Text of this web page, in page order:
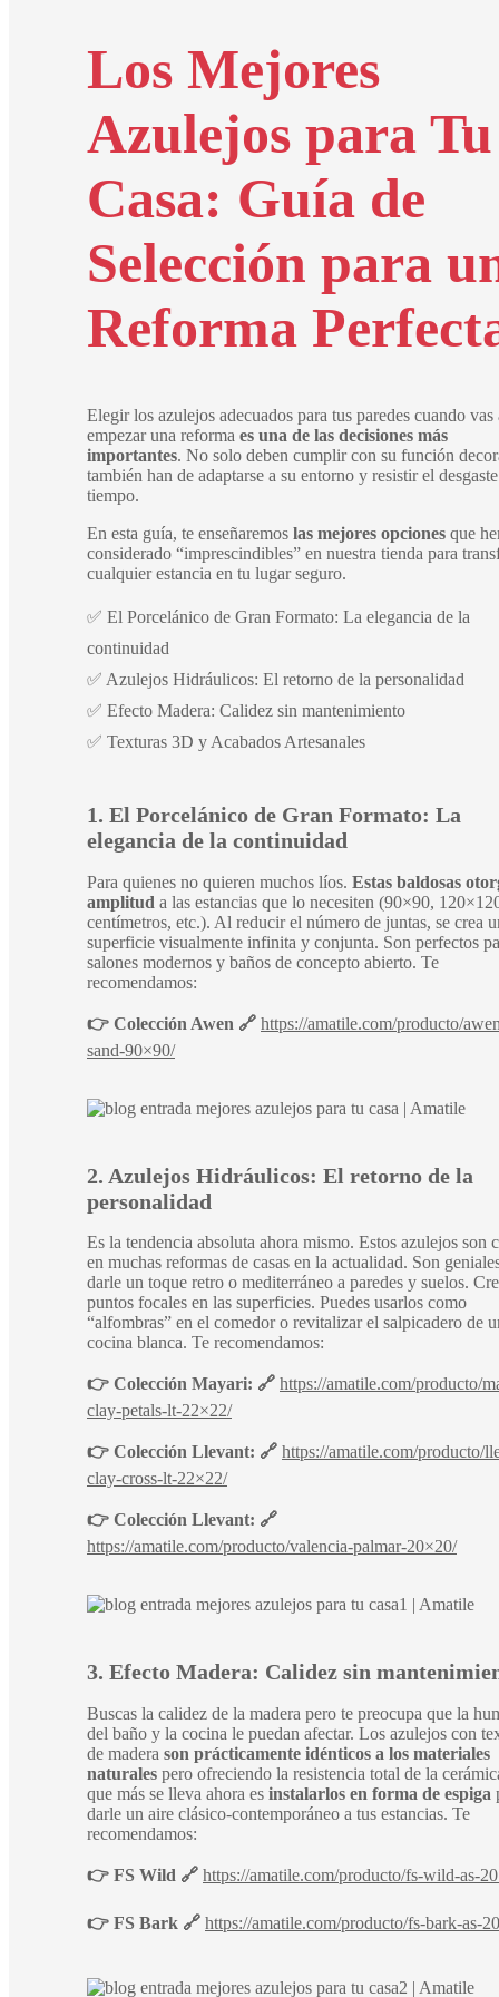
Los Mejores
Azulejos para Tu
Casa: Guía de
Selección para
Reforma
Elegir los azulejos adecuados para tus paredes cuando vas
empezar una reforma es una de las decisiones más
importantes. No solo deben cumplir con su función
también han de adaptarse a su entorno y resistir el
tiempo.
En esta guía, te enseñaremos las mejores opciones que
considerado “imprescindibles” en nuestra tienda para
cualquier estancia en tu lugar seguro.
✅ El Porcelánico de Gran Formato: La elegancia de la
continuidad
✅ Azulejos Hidráulicos: El retorno de la personalidad
✅ Efecto Madera: Calidez sin mantenimiento
✅ Texturas 3D y Acabados Artesanales
1. El Porcelánico de Gran Formato: La
elegancia de la continuidad
Para quienes no quieren muchos líos. Estas baldosas
amplitud a las estancias que lo necesiten (90×90,
centímetros, etc.). Al reducir el número de juntas, se crea
superficie visualmente infinita y conjunta. Son perfectos
salones modernos y baños de concepto abierto. Te
recomendamos:
👉 Colección Awen 🔗 https://amatile.com/producto/
sand-90×90/
2. Azulejos Hidráulicos: El retorno de la
personalidad
Es la tendencia absoluta ahora mismo. Estos azulejos son
en muchas reformas de casas en la actualidad. Son
darle un toque retro o mediterráneo a paredes y suelos.
puntos focales en las superficies. Puedes usarlos como
“alfombras” en el comedor o revitalizar el salpicadero de
cocina blanca. Te recomendamos:
👉 Colección Mayari: 🔗 https://amatile.com/producto/
clay-petals-lt-22×22/
👉 Colección Llevant: 🔗 https://amatile.com/producto/
clay-cross-lt-22×22/
👉 Colección Llevant: 🔗
https://amatile.com/producto/valencia-palmar-20×20/
3. Efecto Madera: Calidez sin
Buscas la calidez de la madera pero te preocupa que la
del baño y la cocina le puedan afectar. Los azulejos con
de madera son prácticamente idénticos a los materiales
naturales pero ofreciendo la resistencia total de la
que más se lleva ahora es instalarlos en forma de espiga
darle un aire clásico-contemporáneo a tus estancias. Te
recomendamos:
👉 FS Wild 🔗 https://amatile.com/producto/fs-wild-as-
👉 FS Bark 🔗 https://amatile.com/producto/fs-bark-as-